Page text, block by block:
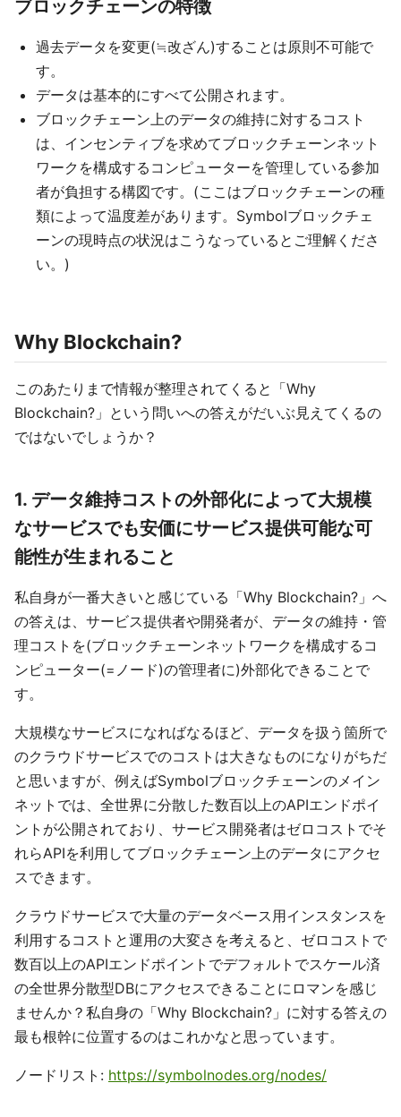
ブロックチェーンの特徴
過去データを変更(≒改ざん)することは原則不可能で
す。
データは基本的にすべて公開されます。
ブロックチェーン上のデータの維持に対するコスト
は、インセンティブを求めてブロックチェーンネット
ワークを構成するコンピューターを管理している参加
者が負担する構図です。(ここはブロックチェーンの種
類によって温度差があります。Symbolブロックチェ
ーンの現時点の状況はこうなっているとご理解くださ
い。)
Why Blockchain?
このあたりまで情報が整理されてくると「Why
Blockchain?」という問いへの答えがだいぶ見えてくるの
ではないでしょうか？
1. データ維持コストの外部化によって大規模
なサービスでも安価にサービス提供可能な可
能性が生まれること
私自身が一番大きいと感じている「Why Blockchain?」へ
の答えは、サービス提供者や開発者が、データの維持・管
理コストを(ブロックチェーンネットワークを構成するコ
ンピューター(=ノード)の管理者に)外部化できることで
す。
大規模なサービスになればなるほど、データを扱う箇所で
のクラウドサービスでのコストは大きなものになりがちだ
と思いますが、例えばSymbolブロックチェーンのメイン
ネットでは、全世界に分散した数百以上のAPIエンドポイ
ントが公開されており、サービス開発者はゼロコストでそ
れらAPIを利用してブロックチェーン上のデータにアクセ
スできます。
クラウドサービスで大量のデータベース用インスタンスを
利用するコストと運用の大変さを考えると、ゼロコストで
数百以上のAPIエンドポイントでデフォルトでスケール済
の全世界分散型DBにアクセスできることにロマンを感じ
ませんか？私自身の「Why Blockchain?」に対する答えの
最も根幹に位置するのはこれかなと思っています。
ノードリスト: https://symbolnodes.org/nodes/